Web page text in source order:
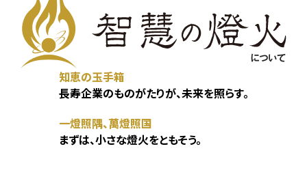
知恵の玉手箱
長寿企業のものがたりが、未来を照らす。
一燈照隅、萬燈照国
まずは、小さな燈火をともそう。